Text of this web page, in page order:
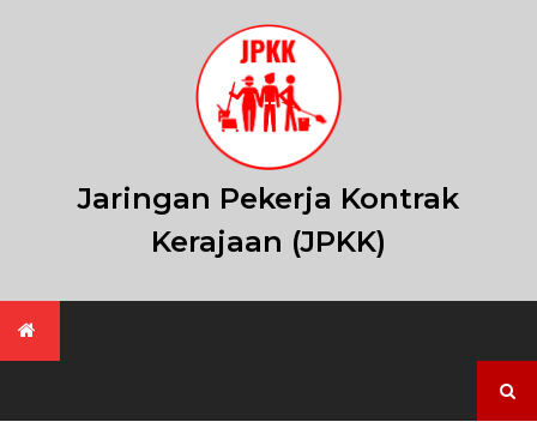
Jaringan Pekerja Kontrak
Kerajaan (JPKK)
for: